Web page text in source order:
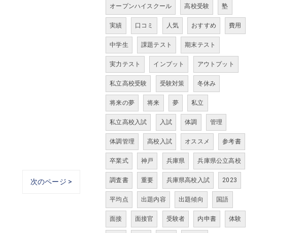
次のページ >
オープンハイスクール 高校受験 塾
実績 口コミ 人気 おすすめ 費用
中学生 課題テスト 期末テスト
実力テスト インプット アウトプット
私立高校受験 受験対策 冬休み
将来の夢 将来 夢 私立
私立高校入試 入試 体調 管理
体調管理 高校入試 オススメ 参考書
卒業式 神戸 兵庫県 兵庫県公立高校
調査書 重要 兵庫県高校入試 2023
平均点 出題内容 出題傾向 国語
面接 面接官 受験者 内申書 体験